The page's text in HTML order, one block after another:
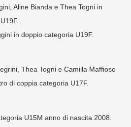
Aline Bianda e Thea Togni in
in doppio categoria U19F.
Thea Togni e Camilla Maffioso
di coppia categoria U17F.
U15M anno di nascita 2008.